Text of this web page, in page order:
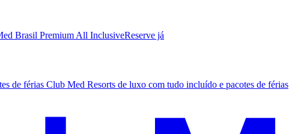
Brasil Premium All InclusiveReserve já
de férias Club Med Resorts de luxo com tudo incluído e pacotes de férias